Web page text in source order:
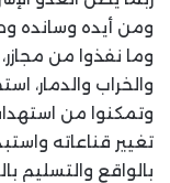
ومن أيده وسانده
وما نفذوا من
والخراب والدمار،
وتمكنوا من
تغيير قناعاته
بالواقع والتسليم